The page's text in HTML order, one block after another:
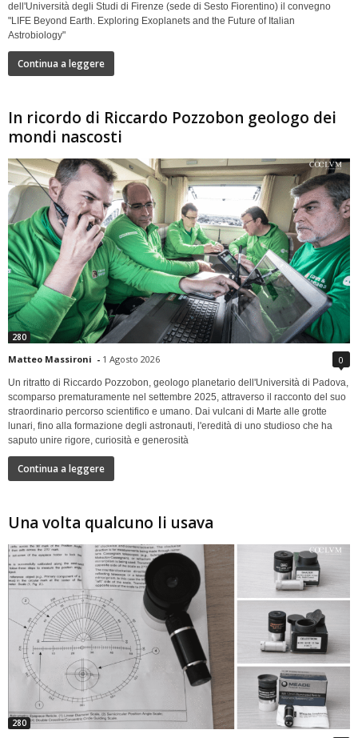
dell'Università degli Studi di Firenze (sede di Sesto Fiorentino) il convegno
"LIFE Beyond Earth. Exploring Exoplanets and the Future of Italian
Astrobiology"
Continua a leggere
In ricordo di Riccardo Pozzobon geologo dei
mondi nascosti
280
Matteo Massironi - 1 Agosto 2026 0
Un ritratto di Riccardo Pozzobon, geologo planetario dell'Università di Padova,
scomparso prematuramente nel settembre 2025, attraverso il racconto del suo
straordinario percorso scientifico e umano. Dai vulcani di Marte alle grotte
lunari, fino alla formazione degli astronauti, l'eredità di uno studioso che ha
saputo unire rigore, curiosità e generosità
Continua a leggere
Una volta qualcuno li usava
280